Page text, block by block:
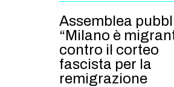
Assemblea
“Milano è
contro il corteo
fascista per la
remigrazione